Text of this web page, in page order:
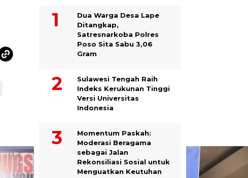
Dua Warga Desa Lape
Ditangkap,
Satresnarkoba Polres
Poso Sita Sabu 3,06
Gram
Sulawesi Tengah Raih
Indeks Kerukunan Tinggi
Versi Universitas
Indonesia
Momentum Paskah:
Moderasi Beragama
sebagai Jalan
Rekonsiliasi Sosial untuk
Menguatkan Keutuhan